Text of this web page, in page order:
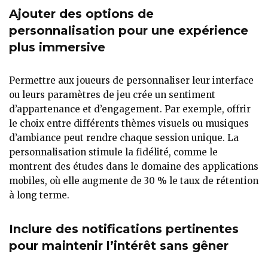
Ajouter des options de
personnalisation pour une expérience
plus immersive
Permettre aux joueurs de personnaliser leur interface
ou leurs paramètres de jeu crée un sentiment
d’appartenance et d’engagement. Par exemple, offrir
le choix entre différents thèmes visuels ou musiques
d’ambiance peut rendre chaque session unique. La
personnalisation stimule la fidélité, comme le
montrent des études dans le domaine des applications
mobiles, où elle augmente de 30 % le taux de rétention
à long terme.
Inclure des notifications pertinentes
pour maintenir l’intérêt sans gêner